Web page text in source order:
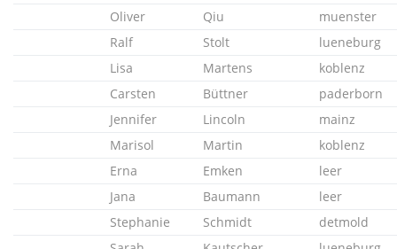
Oliver Qiu
muenster
Ralf
Stolt
lueneburg
Lisa
Martens
koblenz
Carsten
Büttner
paderborn
Jennifer
Lincoln
mainz
Marisol
Martin
koblenz
Erna
Emken
leer
Jana
Baumann
leer
Stephanie
Schmidt
detmold